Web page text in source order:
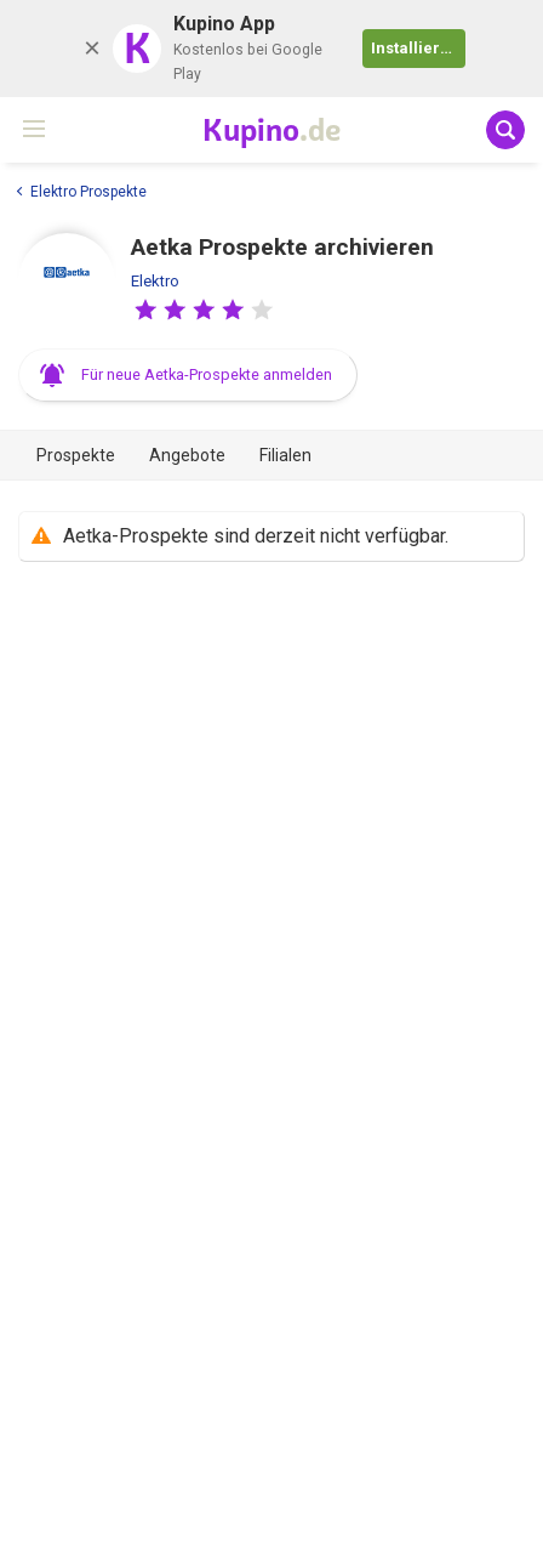
K Kupino App
Kostenlos bei Google
Play
Installieren
Kupino.de
Elektro Prospekte
Aetka Prospekte archivieren
Elektro
Für neue Aetka-Prospekte anmelden
Prospekte Angebote Filialen
Aetka-Prospekte sind derzeit nicht verfügbar.